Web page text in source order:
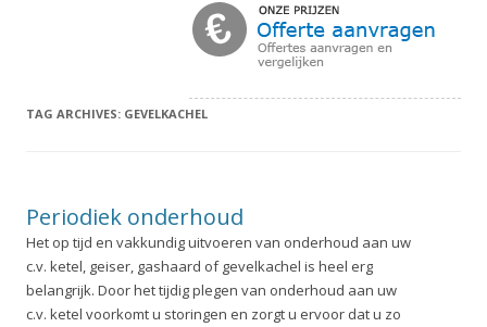
TAG ARCHIVES: GEVELKACHEL
Periodiek onderhoud
Het op tijd en vakkundig uitvoeren van onderhoud aan uw
c.v. ketel, geiser, gashaard of gevelkachel is heel erg
belangrijk. Door het tijdig plegen van onderhoud aan uw
c.v. ketel voorkomt u storingen en zorgt u ervoor dat u zo